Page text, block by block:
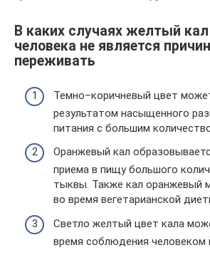
В каких случаях желтый
человека не является
переживать
Темно–коричневый цвет
результатом насыщенного
питания с большим
Оранжевый кал
приема в пищу большого
тыквы. Также кал оранжевый
во время вегетарианской
Светло желтый цвет кала
время соблюдения